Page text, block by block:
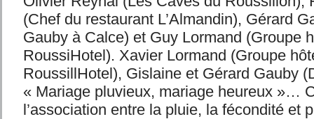
(Chef du restaurant L’Almandin), Gérard
Gauby à Calce) et Guy Lormand (Groupe
RoussiHotel). Xavier Lormand (Groupe
RoussillHotel), Gislaine et Gérard Gauby
« Mariage pluvieux, mariage heureux »…
l’association entre la pluie, la fécondité et